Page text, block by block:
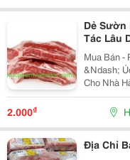
Dẻ
Tác Lâu
Mua Bán -
&Ndash; Úc Giải Pháp Nguyên Liệu Thịt Bò Chất
Cho Nhà
Đang Tìm
Ngạch ,
2.000₫
Địa Chỉ